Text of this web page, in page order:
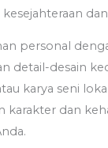
personal
detail-desain
karya seni
karakter dan